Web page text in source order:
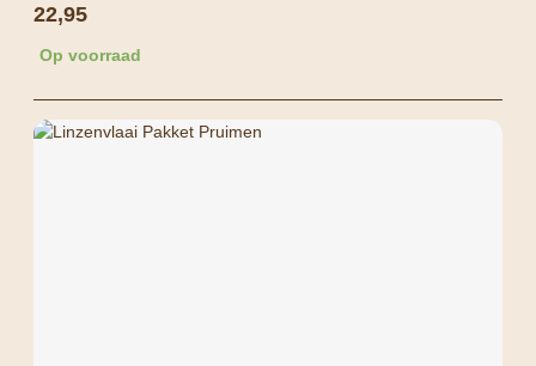
22,95
Op voorraad